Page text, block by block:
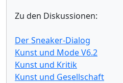
Zu den Diskussionen:
Der Sneaker-Dialog
Kunst und Mode V6.2
Kunst und Kritik
Kunst und Gesellschaft